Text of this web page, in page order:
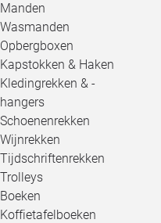
Manden
Wasmanden
Opbergboxen
Kapstokken & Haken
Kledingrekken & -
hangers
Schoenenrekken
Wijnrekken
Tijdschriftenrekken
Trolleys
Boeken
Koffietafelboeken